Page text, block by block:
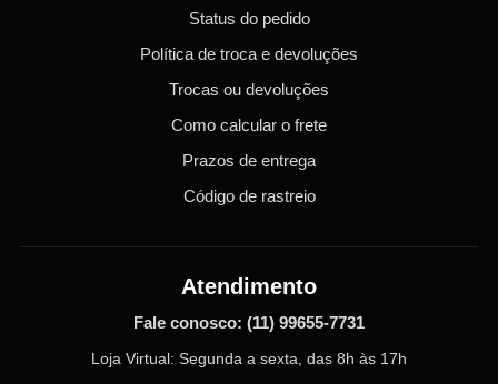
Status do pedido
Política de troca e devoluções
Trocas ou devoluções
Como calcular o frete
Prazos de entrega
Código de rastreio
Atendimento
Fale conosco: (11) 99655-7731
Loja Virtual: Segunda a sexta, das 8h às 17h